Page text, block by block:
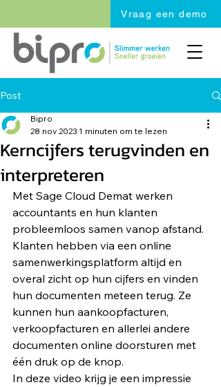
Vraag een demo
Post
Kerncijfers terugvinden en
interpreteren
Bipro
28 nov 2023 1 minuten om te lezen
Met Sage Cloud Demat werken
accountants en hun klanten
probleemloos samen vanop afstand.
Klanten hebben via een online
samenwerkingsplatform altijd en
overal zicht op hun cijfers en vinden
hun documenten meteen terug. Ze
kunnen hun aankoopfacturen,
verkoopfacturen en allerlei andere
documenten online doorsturen met
één druk op de knop.
In deze video krijg je een impressie